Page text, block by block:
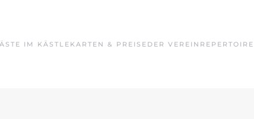
IM KÄSTLE KARTEN & PREISE DER VEREIN REPERTOIRE